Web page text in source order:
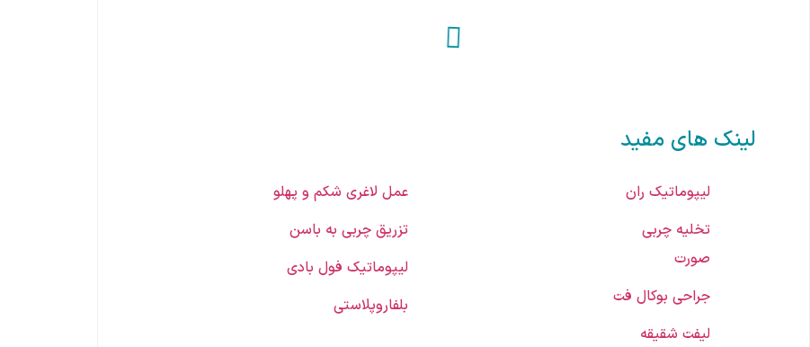
لینک های مفید
لیپوماتیک ران
تخلیه چربی
صورت
جراحی بوکال فت
لیفت شقیقه
عمل لاغری شکم و پهلو
تزریق چربی به باسن
لیپوماتیک فول بادی
بلفاروپلاستی